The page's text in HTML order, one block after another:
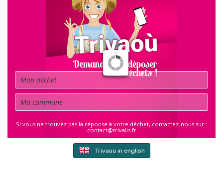
Déchet
Commune
Si vous ne trouvez pas la réponse à votre déchet, contactez-nous sur :
contact@trivalis.fr
Trivaoù in english